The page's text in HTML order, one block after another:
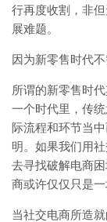
行再度收割，非
展难题。
因为新零售时代不
所谓的新零售时
一个时代里，传
际流程和环节当
明。如果我们用
去寻找破解电商
商或许仅仅只是一
当社交电商所造